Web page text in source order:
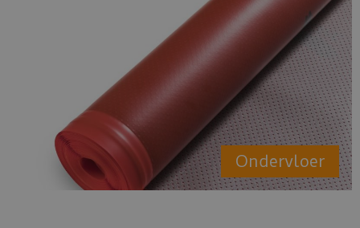
Ondervloer